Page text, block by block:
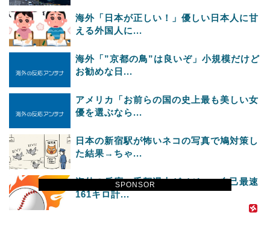
SPONSOR
海外「日本が正しい！」優しい日本人に甘
える外国人に...
海外「”京都の鳥”は良いぞ」小規模だけど
お勧めな日...
アメリカ「お前らの国の史上最も美しい女
優を選ぶなら...
日本の新宿駅が怖いネコの写真で鳩対策し
た結果→ちゃ...
海外の反応：千賀滉大がメジャー自己最速
161キロ計...